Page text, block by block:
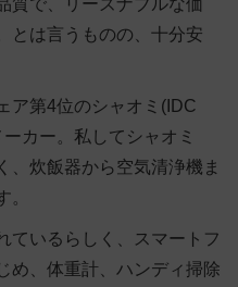
質で、リーズナブルな価
とは言うものの、十分安
ア第4位のシャオミ(IDC
カー。私してシャオミ
、炊飯器から空気清浄機ま
。
ているらしく、スマートフ
め、体重計、ハンディ掃除